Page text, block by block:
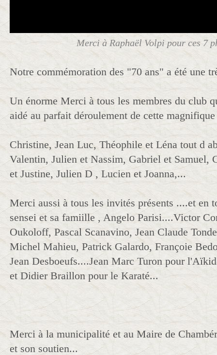
Merci à Raphaël Volpi pour ces 7
Notre commémoration des "70 ans" a été une
Un énorme Merci à tous les membres du club
aidé au parfait déroulement de cette
Christine, Jean Luc, Théophile et Léna tout d
Valentin, Julien et Nassim, Gabriel et Samuel,
et Justine, Julien D , Lucien et Joanna,...
Merci aussi à tous les invités présents ....et en
sensei et sa famiille , Angelo Parisi....Victor
Oukoloff, Pascal Scanavino, Jean Claude
Michel Mahieu, Patrick Galardo, Françoie
Jean Desboeufs....Jean Marc Turon pour
et Didier Braillon pour le Karaté...
Merci à la municipalité et au Maire de
et son soutien...